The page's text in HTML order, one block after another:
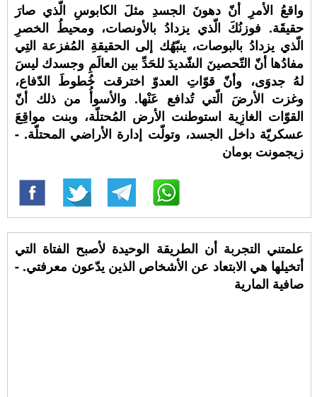
واقعُ الأمرِ أنّ دهونَ الجسدِ مثلَ الكابوسِ الّذي صارَ
حقيقَة. فوزنُكَ الّذي يزدادُ بالأونصات، ومحيطُ الخصرِ
الّذي يزدادُ بالبوصات، ينبّهُك إلى الحقيقةِ المُفزعة التِي
مفادُها أنّ التّحصينَ الشّديدَ للحَدِّ بين العالَمِ وجسدك ليسَ
لهُ جدوَى، وأنّ قوّاتِ العدوّ اخترقت خُطوطَ الدّفاع،
وغزت الأرضَ الّتي تُدافع عَنْها. والأسوأُ من ذلك أنّ
القوّات الغازِية استوطنت الأرض المُحتلّة، وبنت مواقِعَ
عسكريّة داخل الجسد، وتولّت إدارة الأراضي المحتلّة. -
زيجمونت بومان
علمتني التجربة أن الطريقة الوحيدة لأصبح الفتاة التي
أتخيلها هي الابتعاد عن الأشخاص الذين يدّعون معرفتي. -
صافية المارية